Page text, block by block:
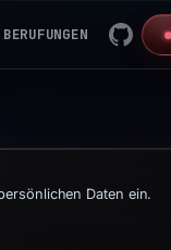
BERUFUNGEN
Daten ein.